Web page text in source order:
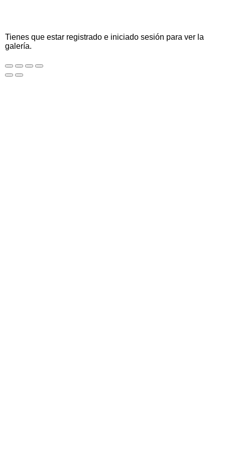
Tienes que estar registrado e iniciado sesión para ver la
galería.